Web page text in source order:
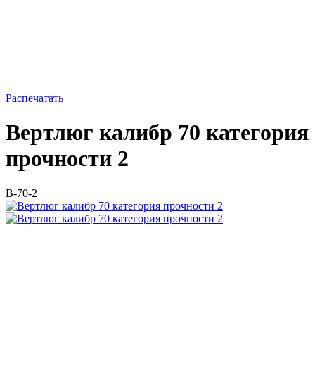
Распечатать
Вертлюг калибр 70 категория
прочности 2
В-70-2